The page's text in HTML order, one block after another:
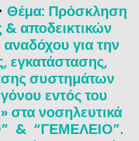
Θέμα: Πρόσκληση
αποδεικτικών
για την
εγκατάστασης,
συστημάτων
εντός του
νοσηλευτικά
& “ΓΕΜΕΛΕΙΟ”.